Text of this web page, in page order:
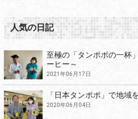
人気の日記
至極の「タンポポの一杯
ーヒー～
2021年06月17日
「日本タンポポ」で地域
2020年06月04日